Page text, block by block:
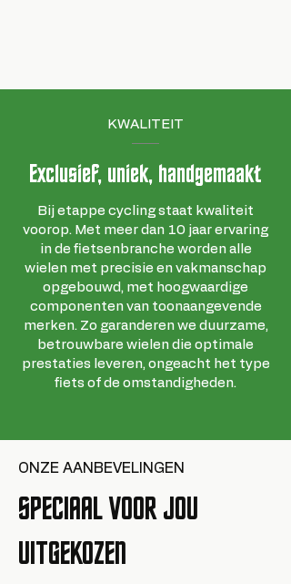
KWALITEIT
Exclusief, uniek, handgemaakt
Bij etappe cycling staat kwaliteit
voorop. Met meer dan 10 jaar ervaring
in de fietsenbranche worden alle
wielen met precisie en vakmanschap
opgebouwd, met hoogwaardige
componenten van toonaangevende
merken. Zo garanderen we duurzame,
betrouwbare wielen die optimale
prestaties leveren, ongeacht het type
fiets of de omstandigheden.
ONZE AANBEVELINGEN
SPECIAAL VOOR JOU
UITGEKOZEN